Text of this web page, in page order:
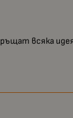
всяка